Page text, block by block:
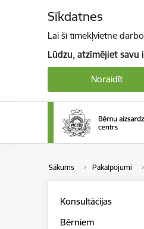
Sīkdatnes
Lai šī tīmekļvietne
Lūdzu, atzīmējiet savu
Noraidīt
Sākums Pakalpojumi
Konsultācijas
Bērniem